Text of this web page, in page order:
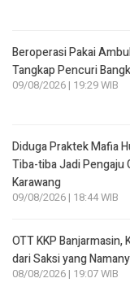
Beroperasi Pakai
Tangkap Pencuri
09/08/2026 | 19:29 WIB
Diduga Praktek Mafia
Tiba-tiba Jadi Pengaju
Karawang
09/08/2026 | 18:44 WIB
OTT KKP Banjarmasin,
dari Saksi yang
08/08/2026 | 19:07 WIB